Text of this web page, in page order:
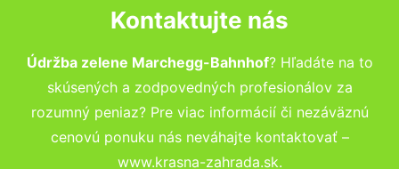
Kontaktujte nás
Údržba zelene Marchegg-Bahnhof? Hľadáte na to
skúsených a zodpovedných profesionálov za
rozumný peniaz? Pre viac informácií či nezáväznú
cenovú ponuku nás neváhajte kontaktovať –
www.krasna-zahrada.sk.